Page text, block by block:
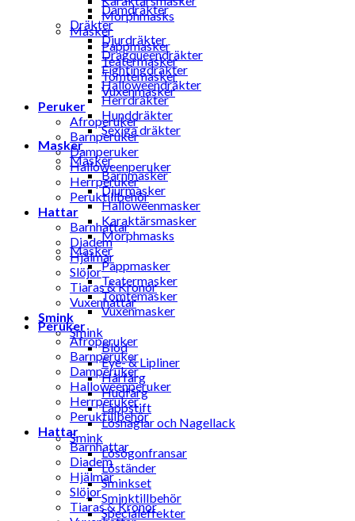
Morphmasks
Masker
Pappmasker
Teatermasker
Tomtemasker
Vuxenmasker
Peruker
Afroperuker
Barnperuker
Damperuker
Halloweenperuker
Herrperuker
Peruktillbehör
Hattar
Barnhattar
Diadem
Hjälmar
Slöjor
Tiaras & Kronor
Vuxenhattar
Smink
Smink
Blod
Eye- & Lipliner
Hårfärg
Hudfärg
Läppstift
Lösnaglar och Nagellack
Smink
Lösögonfransar
Löständer
Sminkset
Sminktillbehör
Specialeffekter
Damdräkter
Dräkter
Djurdräkter
Dragqueendräkter
Fightingdräkter
Halloweendräkter
Herrdräkter
Hunddräkter
Sexiga dräkter
Masker
Masker
Barnmasker
Djurmasker
Halloweenmasker
Karaktärsmasker
Morphmasks
Masker
Pappmasker
Teatermasker
Tomtemasker
Vuxenmasker
Peruker
Afroperuker
Barnperuker
Damperuker
Halloweenperuker
Herrperuker
Peruktillbehör
Hattar
Barnhattar
Diadem
Hjälmar
Slöjor
Tiaras & Kronor